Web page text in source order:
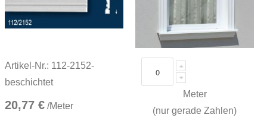
Artikel-Nr.: 112-2152-
beschichtet
20,77 € /Meter
Meter
(nur gerade Zahlen)